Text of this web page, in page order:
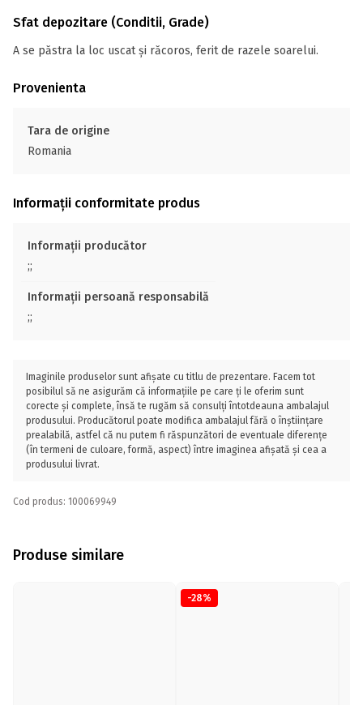
Sfat depozitare (Conditii, Grade)
A se păstra la loc uscat și răcoros, ferit de razele soarelui.
Provenienta
Tara de origine
Romania
Informații conformitate produs
Informații producător
;;
Informații persoană responsabilă
;;
Imaginile produselor sunt afișate cu titlu de prezentare. Facem tot
posibilul să ne asigurăm că informațiile pe care ți le oferim sunt
corecte și complete, însă te rugăm să consulți întotdeauna ambalajul
produsului. Producătorul poate modifica ambalajul fără o înștiințare
prealabilă, astfel că nu putem fi răspunzători de eventuale diferențe
(în termeni de culoare, formă, aspect) între imaginea afișată și cea a
produsului livrat.
Cod produs: 100069949
Produse similare
-28%